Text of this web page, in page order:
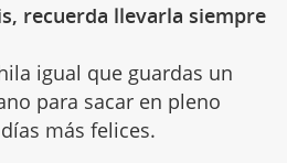
recuerda llevarla siempre
igual que guardas un
para sacar en pleno
más felices.